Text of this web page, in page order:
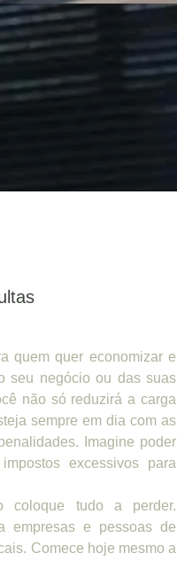
quem quer economizar e
seu negócio ou das suas
não só reduzirá a carga
sempre em dia com as
Imagine poder
excessivos para
coloque tudo a perder.
empresas e pessoas de
Comece hoje mesmo a